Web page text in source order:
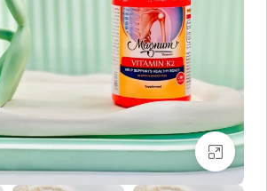
برای بزرگنمایی کلیک کنید